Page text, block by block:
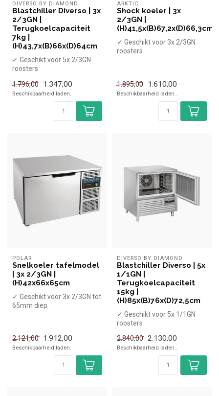
DIVERSO BY DIAMOND
Blastchiller Diverso | 3x
2/3GN |
Terugkoelcapaciteit
7kg |
(H)43,7x(B)66x(D)64cm
✓ Geschikt voor 5x 2/3GN
roosters
vriezen 5 kg
✓ Koe...
1.796,00 1.347,00
Beschikbaarheid laden..
ARKTIC
Shock koeler | 3x
2/3GN |
(H)41,5x(B)67,2x(D)66,3cm
✓ Geschikt voor 3x 2/3GN
roosters
1.895,00
1.610,00
Beschikbaarheid laden..
POLAR
Snelkoeler tafelmodel
| 3x 2/3GN |
(H)42x66x65cm
✓ Geschikt voor 3x 2/3GN tot
65mm diep
2.121,00
1.912,00
Beschikbaarheid laden..
DIVERSO BY DIAMOND
Blastchiller Diverso | 5x
1/1GN |
Terugkoelcapaciteit
15kg |
(H)85x(B)76x(D)72,5cm
✓ Geschikt voor 5x 1/1GN
roosters
vriezen 10 kg
✓ K...
2.840,00 2.130,00
Beschikbaarheid laden..